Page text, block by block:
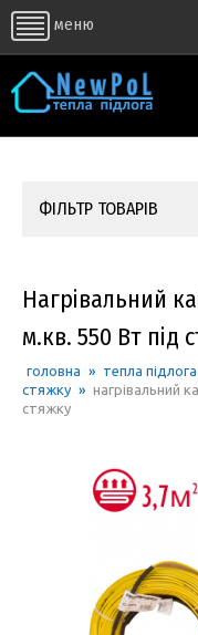
меню
ФІЛЬТР ТОВАРІВ
Нагрівальний
м.кв. 550 Вт під
головна » тепла
стяжку » нагрівальний
стяжку